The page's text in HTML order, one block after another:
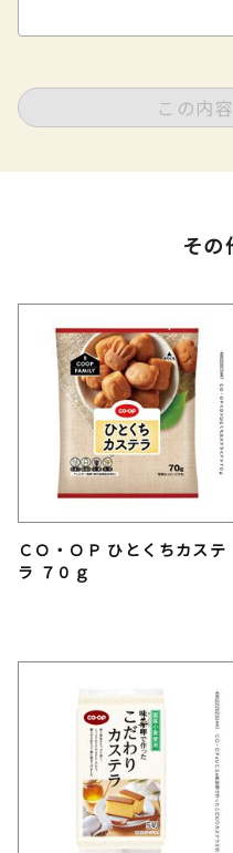
この内
その
ＣＯ・ＯＰ ひとくちカステ
ラ ７０ｇ